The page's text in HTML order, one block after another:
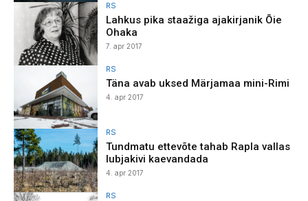
RS
Lahkus pika staažiga ajakirjanik Õie
Ohaka
7. apr 2017
RS
Täna avab uksed Märjamaa mini-Rimi
4. apr 2017
RS
Tundmatu ettevõte tahab Rapla vallas
lubjakivi kaevandada
4. apr 2017
RS